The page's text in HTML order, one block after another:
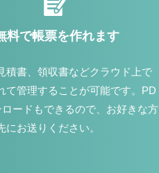
料で帳票を作れます
積書、領収書などクラウド上で
て管理することが可能です。PD
ードもできるので、お好きな方
にお送りください。